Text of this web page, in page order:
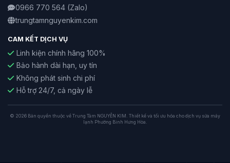
0966 770 564 (Zalo)
trungtamnguyenkim.com
CAM KẾT DỊCH VỤ
Linh kiện chính hãng 100%
Bảo hành dài hạn, uy tín
Không phát sinh chi phí
Hỗ trợ 24/7, cả ngày lễ
© 2026 Bản quyền thuộc về Trung Tâm NGUYỄN KIM. Thiết kế và tối ưu hóa cho dịch vụ sửa máy
lạnh Phường Bình Hưng Hòa.